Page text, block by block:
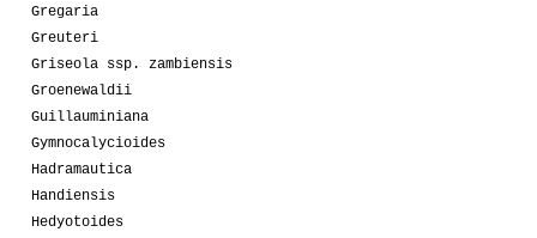
Gregaria
Greuteri
Griseola ssp. zambiensis
Groenewaldii
Guillauminiana
Gymnocalycioides
Hadramautica
Handiensis
Hedyotoides